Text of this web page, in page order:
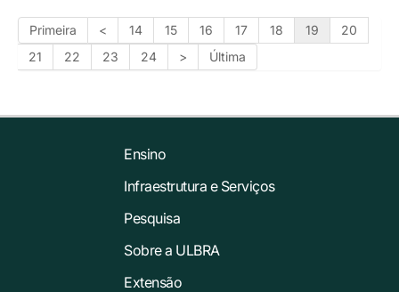
Primeira < 14 15 16 17 18 19
20
21
22 23 24 > Última
Ensino
Infraestrutura e Serviços
Pesquisa
Sobre a ULBRA
Extensão